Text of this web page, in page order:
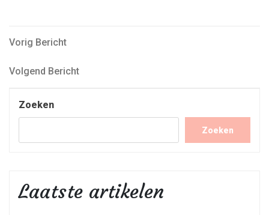
Bericht
navigatie
Vorig
Vorig Bericht
Volgend
Volgend Bericht
Zoeken
Zoeken
Laatste artikelen